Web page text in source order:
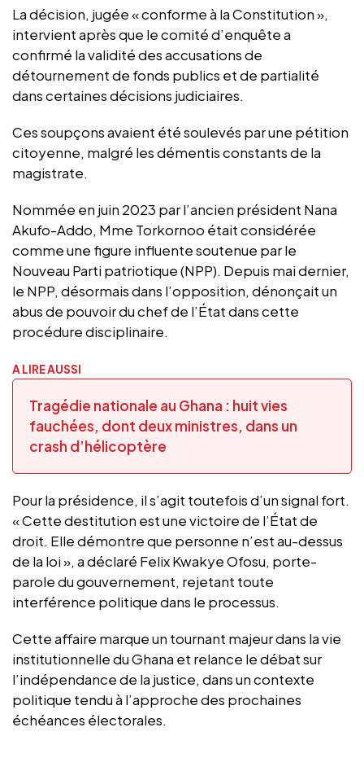
La décision, jugée « conforme à la Constitution »,
intervient après que le comité d’enquête a
confirmé la validité des accusations de
détournement de fonds publics et de partialité
dans certaines décisions judiciaires.
Ces soupçons avaient été soulevés par une pétition
citoyenne, malgré les démentis constants de la
magistrate.
Nommée en juin 2023 par l’ancien président Nana
Akufo-Addo, Mme Torkornoo était considérée
comme une figure influente soutenue par le
Nouveau Parti patriotique (NPP). Depuis mai dernier,
le NPP, désormais dans l’opposition, dénonçait un
abus de pouvoir du chef de l’État dans cette
procédure disciplinaire.
A LIRE AUSSI
Tragédie nationale au Ghana : huit vies
fauchées, dont deux ministres, dans un
crash d’hélicoptère
Pour la présidence, il s’agit toutefois d’un signal fort.
« Cette destitution est une victoire de l’État de
droit. Elle démontre que personne n’est au-dessus
de la loi », a déclaré Felix Kwakye Ofosu, porte-
parole du gouvernement, rejetant toute
interférence politique dans le processus.
Cette affaire marque un tournant majeur dans la vie
institutionnelle du Ghana et relance le débat sur
l’indépendance de la justice, dans un contexte
politique tendu à l’approche des prochaines
échéances électorales.